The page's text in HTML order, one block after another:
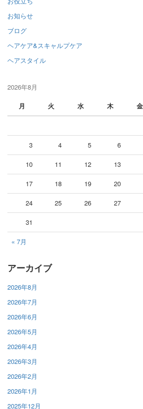
お知らせ
ブログ
ヘアケア&スキャルプケア
ヘアスタイル
2026年8月
月
火 水 木 金
« 7月
3 4 5 6
10 11 12 13
17 18 19 20
24 25 26 27
31
アーカイブ
2026年8月
2026年7月
2026年6月
2026年5月
2026年4月
2026年3月
2026年2月
2026年1月
2025年12月